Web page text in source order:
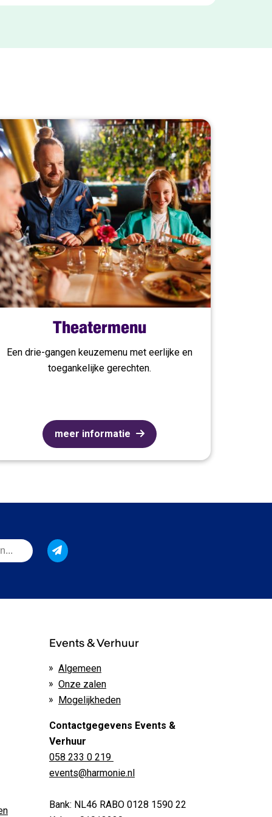
Theatermenu
Een drie-gangen keuzemenu met eerlijke en
toegankelijke gerechten.
meer informatie
Events & Verhuur
Algemeen
Onze zalen
Mogelijkheden
Contactgegevens Events &
Verhuur
058 233 0 219
events@harmonie.nl
Bank: NL46 RABO 0128 1590 22